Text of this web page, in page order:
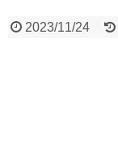
2023/11/24